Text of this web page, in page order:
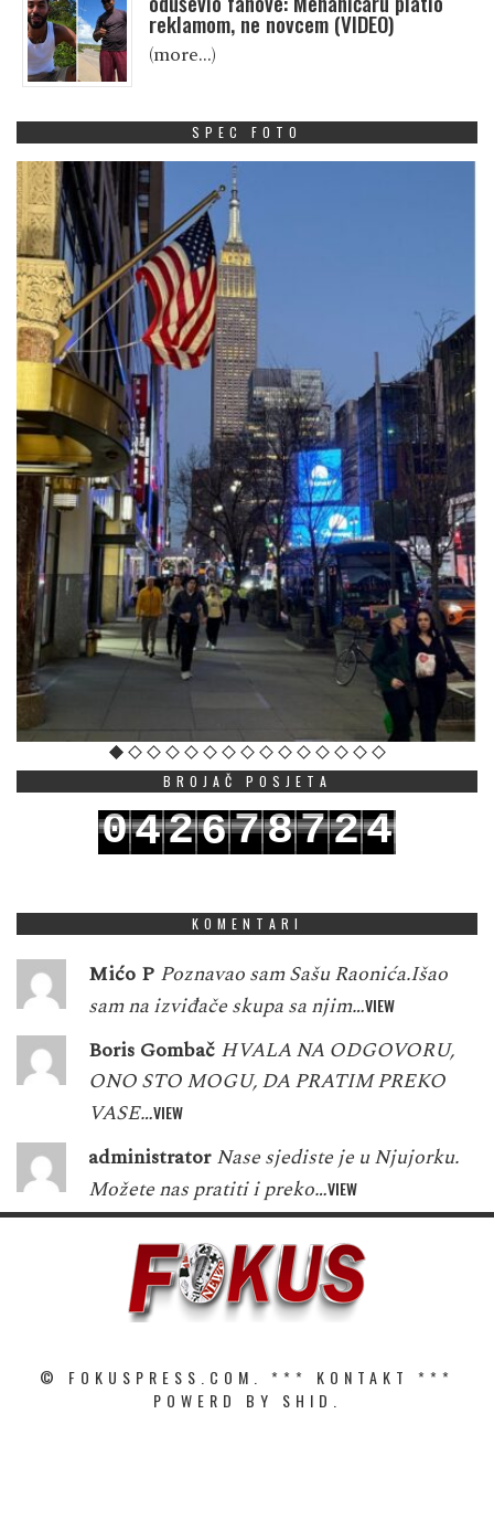
reklamom, ne novcem (VIDEO)
(more…)
SPEC FOTO
BROJAČ POSJETA
042678724
KOMENTARI
Mićo P Poznavao sam Sašu Raonića.Išao
sam na izviđače skupa sa njim…VIEW
Boris Gombač HVALA NA ODGOVORU,
ONO STO MOGU, DA PRATIM PREKO
VASE…VIEW
administrator Nase sjediste je u Njujorku.
Možete nas pratiti i preko…VIEW
© FOKUSPRESS.COM. *** KONTAKT
***
POWERD BY SHID.